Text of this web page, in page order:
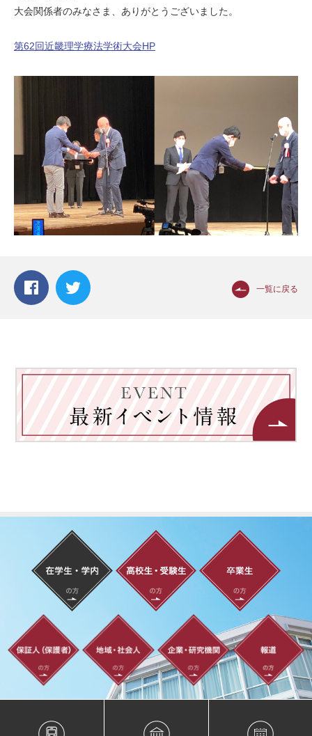
大会関係者のみなさま、ありがとうございました。
第62回近畿理学療法学術大会HP
一覧に戻る